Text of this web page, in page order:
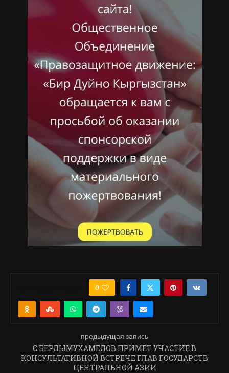
0
предыдущая запись
С.БЕРДЫМУХАМЕДОВ ПРИМЕТ УЧАСТИЕ В
КОНСУЛЬТАТИВНОЙ ВСТРЕЧЕ ГЛАВ ГОСУДАРСТВ
ЦЕНТРАЛЬНОЙ АЗИИ